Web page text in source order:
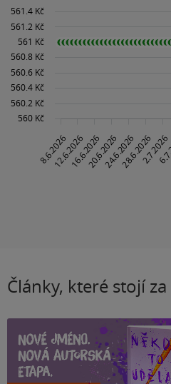
Články, které stojí